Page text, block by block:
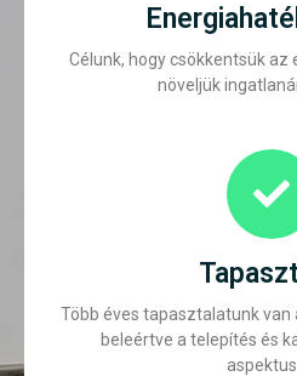
Célunk, hogy csökkentsük
növeljük
Több éves tapasztalatunk
beleértve a telepítés és